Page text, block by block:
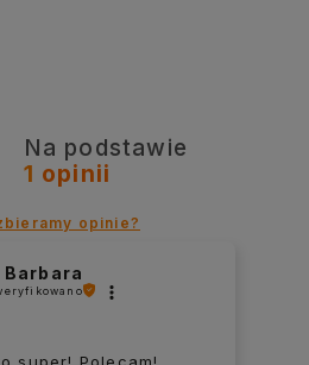
Na podstawie
1 opinii
opinie?
Barbara